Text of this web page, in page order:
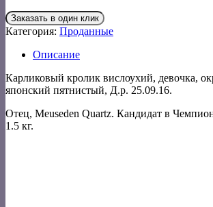
Заказать в один клик
Категория: Проданные
Описание
Карликовый кролик вислоухий, девочка,
японский пятнистый, Д.р. 25.09.16.
Отец, Meuseden Quartz. Кандидат в
1.5 кг.